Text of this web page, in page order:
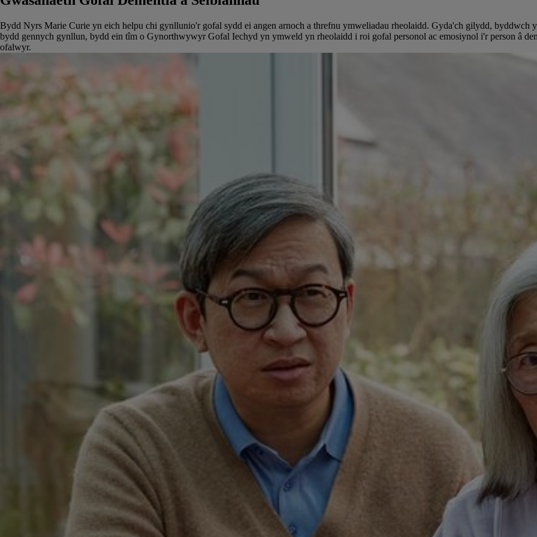
Bydd Nyrs Marie Curie yn eich helpu chi gynllunio'r gofal sydd ei angen arnoch a threfnu ymweliadau rheolaidd. Gyda'ch gilydd, byddwch
bydd gennych gynllun, bydd ein tîm o Gynorthwywyr Gofal Iechyd yn ymweld yn rheolaidd i roi gofal personol ac emosiynol i'r person â
ofalwyr.